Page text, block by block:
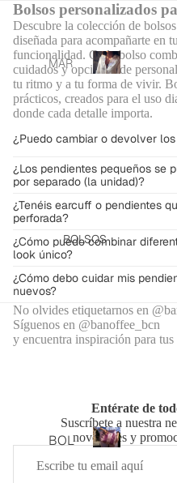
MAR
TA
ORIA
X
BAN
E
PANT
ALO
NES
Y
FALD
AS
CAM
TOTA
LOO
Ready
to
wear
R
e
a
d
t
o
e
r
BOLSOS
BOL
SOS
Bolsos
personalizados
B
Bolsos personalizados
Descubre la colección de
diseñada para acompañarte en
funcionalidad. Cada bolso
cuidados y opciones de
tu ritmo y a tu forma de vivir.
prácticos, creados para el uso
donde cada detalle importa.
¿Puedo cambiar o devolver
¿Los pendientes pequeños se
por separado (la unidad)?
¿Tenéis earcuff o pendientes
perforada?
¿Cómo puedo combinar
look único?
¿Cómo debo cuidar mis
nuevos?
No olvides etiquetarnos en
Síguenos en @banoffee_bcn
y encuentra inspiración para
Entérate de
Suscríbete a nuestra
novedades y
electrónico